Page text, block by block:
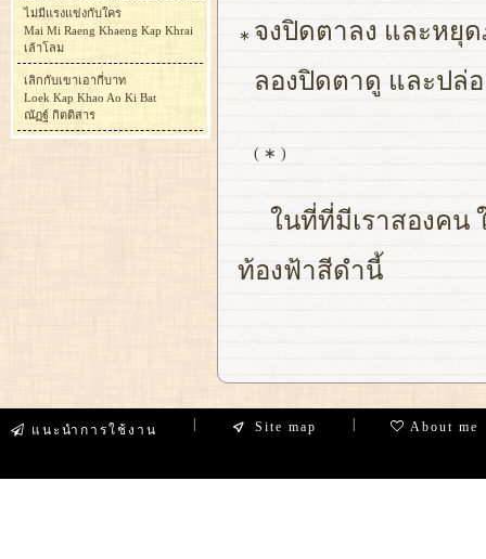
∗ จงปิดตาลง และหยุ
ลองปิดตาดู และปล่
( ∗ )
ในที่ที่มีเราสองคน
ท้องฟ้าสีดำนี้
ไม่มีแรงแข่งกับใคร
Mai Mi Raeng Khaeng Kap Khrai
เล้าโลม
เลิกกับเขาเอากี่บาท
Loek Kap Khao Ao Ki Bat
ณัฏฐ์ กิตติสาร
แนะนำการใช้งาน Site map About me